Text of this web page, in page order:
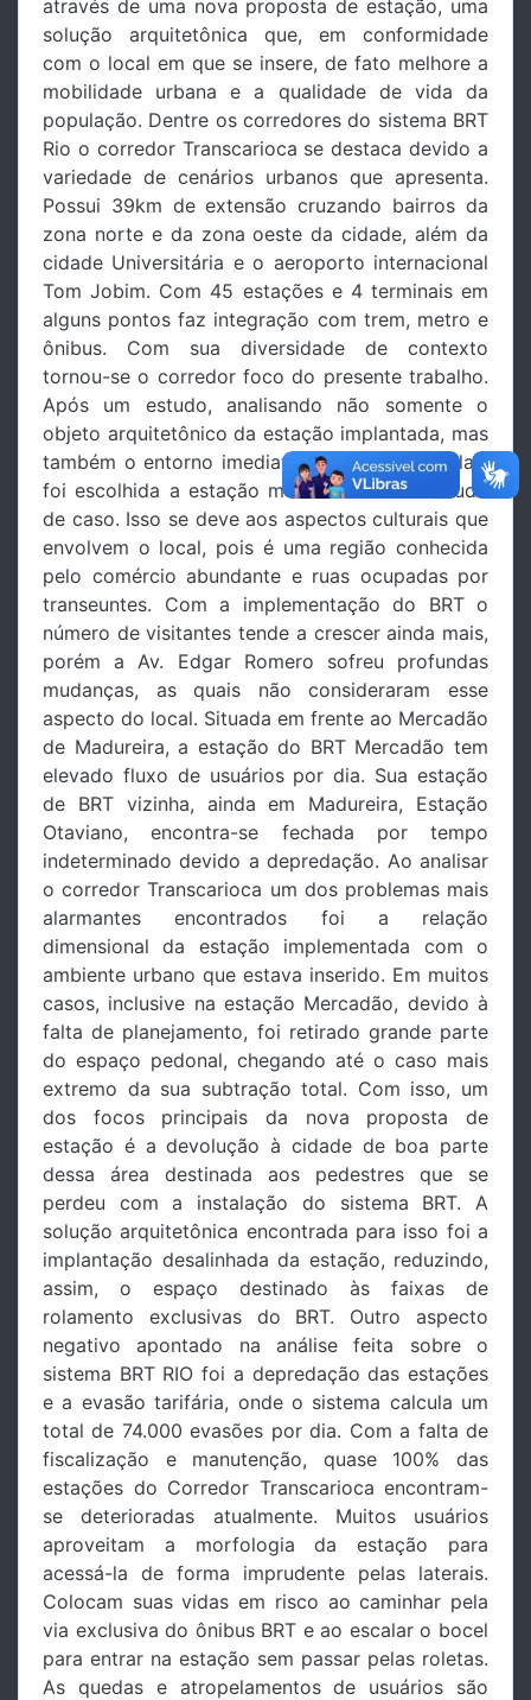
através de uma nova proposta de estação, uma
solução arquitetônica que, em conformidade
com o local em que se insere, de fato melhore a
mobilidade urbana e a qualidade de vida da
população. Dentre os corredores do sistema BRT
Rio o corredor Transcarioca se destaca devido a
variedade de cenários urbanos que apresenta.
Possui 39km de extensão cruzando bairros da
zona norte e da zona oeste da cidade, além da
cidade Universitária e o aeroporto internacional
Tom Jobim. Com 45 estações e 4 terminais em
alguns pontos faz integração com trem, metro e
ônibus. Com sua diversidade de contexto
tornou-se o corredor foco do presente trabalho.
Após um estudo, analisando não somente o
objeto arquitetônico da estação implantada, mas
também o entorno imediato de cada uma delas,
foi escolhida a estação mercadão como estudo
de caso. Isso se deve aos aspectos culturais que
envolvem o local, pois é uma região conhecida
pelo comércio abundante e ruas ocupadas por
transeuntes. Com a implementação do BRT o
número de visitantes tende a crescer ainda mais,
porém a Av. Edgar Romero sofreu profundas
mudanças, as quais não consideraram esse
aspecto do local. Situada em frente ao Mercadão
de Madureira, a estação do BRT Mercadão tem
elevado fluxo de usuários por dia. Sua estação
de BRT vizinha, ainda em Madureira, Estação
Otaviano, encontra-se fechada por tempo
indeterminado devido a depredação. Ao analisar
o corredor Transcarioca um dos problemas mais
alarmantes encontrados foi a relação
dimensional da estação implementada com o
ambiente urbano que estava inserido. Em muitos
casos, inclusive na estação Mercadão, devido à
falta de planejamento, foi retirado grande parte
do espaço pedonal, chegando até o caso mais
extremo da sua subtração total. Com isso, um
dos focos principais da nova proposta de
estação é a devolução à cidade de boa parte
dessa área destinada aos pedestres que se
perdeu com a instalação do sistema BRT. A
solução arquitetônica encontrada para isso foi a
implantação desalinhada da estação, reduzindo,
assim, o espaço destinado às faixas de
rolamento exclusivas do BRT. Outro aspecto
negativo apontado na análise feita sobre o
sistema BRT RIO foi a depredação das estações
e a evasão tarifária, onde o sistema calcula um
total de 74.000 evasões por dia. Com a falta de
fiscalização e manutenção, quase 100% das
estações do Corredor Transcarioca encontram-
se deterioradas atualmente. Muitos usuários
aproveitam a morfologia da estação para
acessá-la de forma imprudente pelas laterais.
Colocam suas vidas em risco ao caminhar pela
via exclusiva do ônibus BRT e ao escalar o bocel
para entrar na estação sem passar pelas roletas.
As quedas e atropelamentos de usuários são